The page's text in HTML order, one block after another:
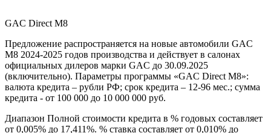
GAC Direct М8
Предложение распространяется на новые автомобили GAC
M8 2024-2025 годов производства и действует в салонах
официальных дилеров марки GAC до 30.09.2025
(включительно). Параметры программы «GAC Direct M8»:
валюта кредита – рубли РФ; срок кредита – 12-96 мес.; сумма
кредита - от 100 000 до 10 000 000 руб.
Диапазон Полной стоимости кредита в % годовых составляет
от 0,005% до 17,411%. % ставка составляет от 0,010% до